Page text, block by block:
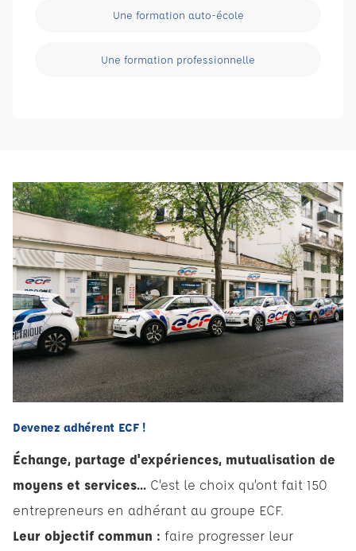
Une formation auto-école
Une formation professionnelle
Devenez adhérent ECF !
Échange, partage d'expériences, mutualisation de
moyens et services... C’est le choix qu’ont fait 150
entrepreneurs en adhérant au groupe ECF.
Leur objectif commun : faire progresser leur